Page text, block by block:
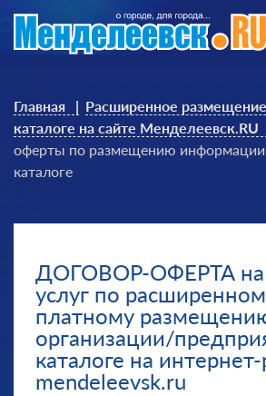
Главная
Расширенное
каталоге на сайте Менделеевск.RU
оферты по размещению информации
каталоге
ДОГОВОР-ОФЕРТА на
услуг по
платному
организации/
каталоге на интернет-
mendeleevsk.ru